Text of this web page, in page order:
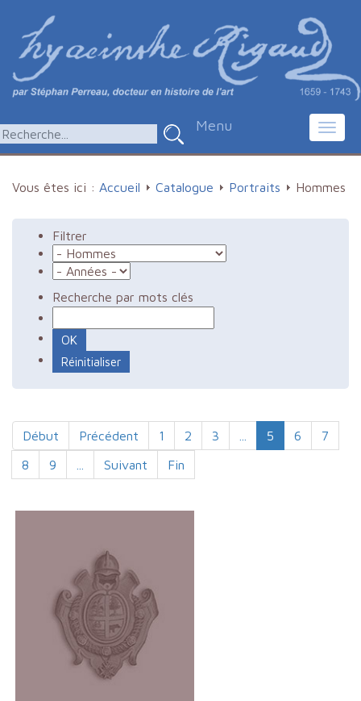
Menu
Vous êtes ici : Accueil Catalogue Portraits Hommes
Filtrer
Recherche par mots clés
Début Précédent 1 2 3 5 6
7
8
9 Suivant Fin